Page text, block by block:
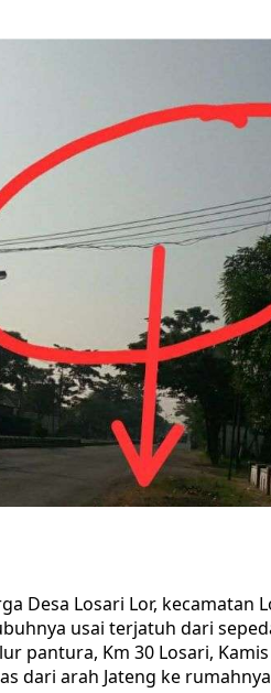
Desa Losari Lor, kecamatan
usai terjatuh dari
pantura, Km 30 Losari,
dari arah Jateng ke